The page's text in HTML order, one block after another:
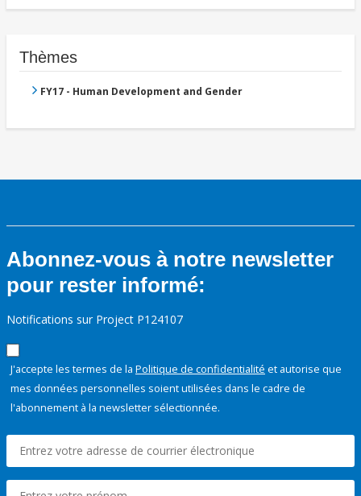
Thèmes
FY17 - Human Development and Gender
Abonnez-vous à notre newsletter
pour rester informé:
Notifications sur Project P124107
J'accepte les termes de la Politique de confidentialité et autorise que
mes données personnelles soient utilisées dans le cadre de
l'abonnement à la newsletter sélectionnée.